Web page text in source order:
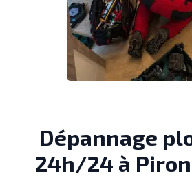
Dépannage
24h/24 à